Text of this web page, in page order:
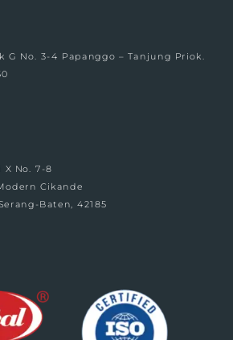
G No. 3-4 Papanggo – Tanjung Priok.
No. 7-8
Cikande
Baten, 42185